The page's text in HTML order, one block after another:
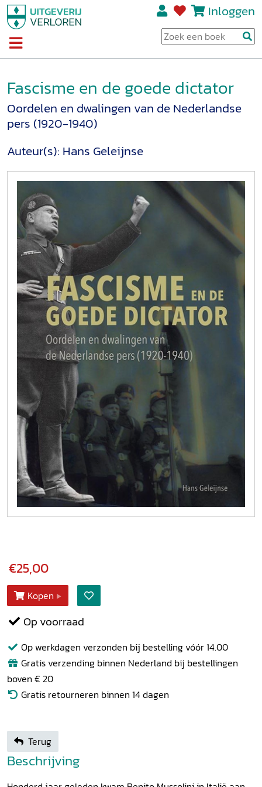
Inloggen
Fascisme en de goede dictator
Oordelen en dwalingen van de Nederlandse
pers (1920-1940)
Auteur(s): Hans Geleijnse
€25,00
Kopen
Op voorraad
Op werkdagen verzonden bij bestelling vóór 14.00
Gratis verzending binnen Nederland bij bestellingen
boven € 20
Gratis retourneren binnen 14 dagen
Terug
Beschrijving